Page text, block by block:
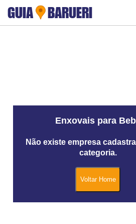
GUIA BARUERI
Enxovais para
Não existe empresa
categoria.